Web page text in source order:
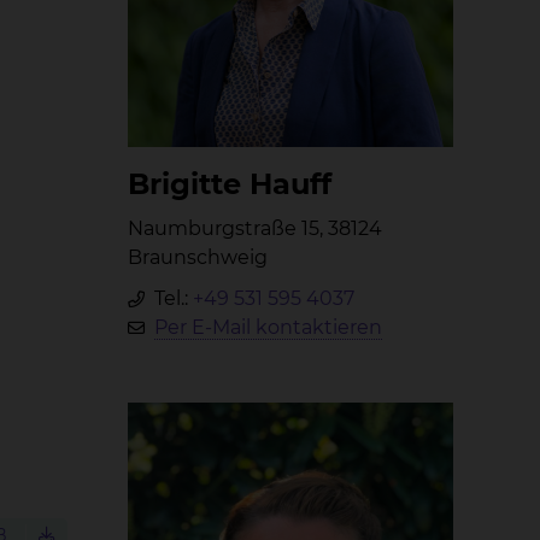
Bri­git­te Hauff
Naumburgstraße 15, 38124
Braunschweig
Tel.: +49 531 595 4037
Per E-Mail kontaktieren